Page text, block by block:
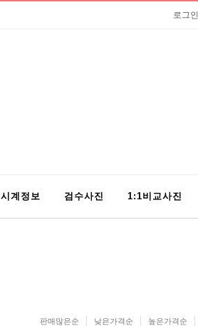
로그인
시계정보 검수사진 1:1비교사진
판매많은순 낮은가격순 높은가격순